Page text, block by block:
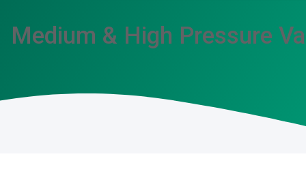
Medium & High Pressure